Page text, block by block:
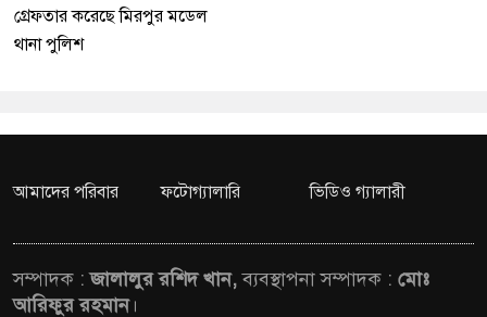
গ্রেফতার করেছে মিরপুর মডেল
থানা পুলিশ
আমাদের পরিবার ফটোগ্যালারি ভিডিও গ্যালারী
সম্পাদক :জালালুর রশিদ খান,ব্যবস্থাপনা সম্পাদক : মোঃ
আরিফুর রহমান।